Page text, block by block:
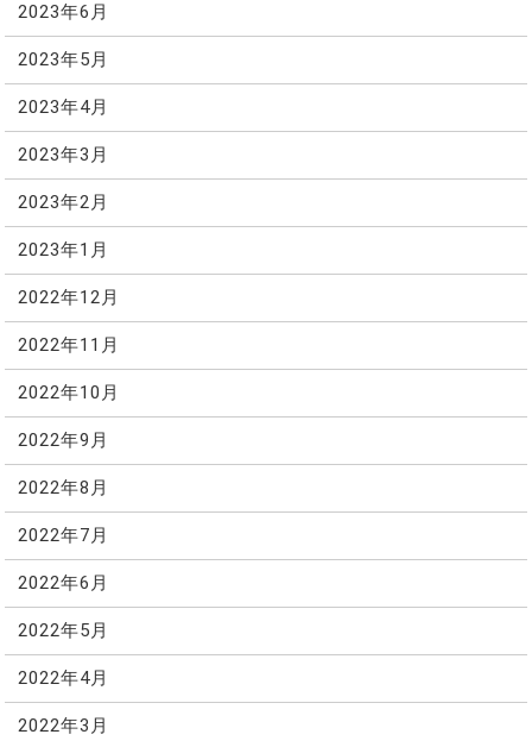
2023年6月
2023年5月
2023年4月
2023年3月
2023年2月
2023年1月
2022年12月
2022年11月
2022年10月
2022年9月
2022年8月
2022年7月
2022年6月
2022年5月
2022年4月
2022年3月